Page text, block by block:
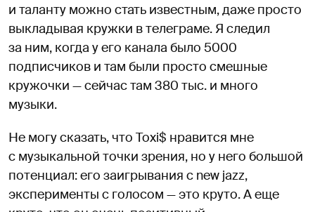
и таланту можно стать известным, даже просто
выкладывая кружки в телеграме. Я следил
за ним, когда у его канала было 5000
подписчиков и там были просто смешные
кружочки — сейчас там 380 тыс. и много
музыки.
Не могу сказать, что Toxi$ нравится мне
с музыкальной точки зрения, но у него большой
потенциал: его заигрывания с new jazz,
эксперименты с голосом — это круто. А еще